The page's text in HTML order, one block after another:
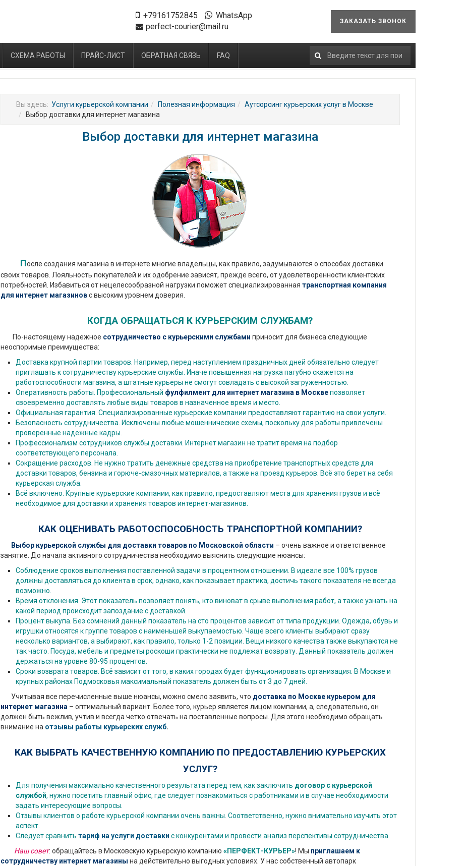
+79161752845
WhatsApp
perfect-courier@mail.ru
ЗАКАЗАТЬ ЗВОНОК
СХЕМА РАБОТЫ ПРАЙС-ЛИСТ ОБРАТНАЯ СВЯЗЬ FAQ Искать...
Вы здесь: Услуги курьерской компании Полезная информация
Аутсорсинг курьерских услуг в Москве
Выбор доставки для интернет магазина
Выбор доставки для интернет магазина
После создания магазина в интернете многие владельцы, как правило, задумываются о способах доставки
своих товаров. Лояльность покупателей и их одобрение зависят, прежде всего, от удовлетворенности клиентских
потребностей. Избавиться от нецелесообразной нагрузки поможет специализированная транспортная компания
для интернет магазиновс высоким уровнем доверия.
КОГДА ОБРАЩАТЬСЯ К КУРЬЕРСКИМ СЛУЖБАМ?
По-настоящему надежное сотрудничество с курьерскими службами приносит для бизнеса следующие
неоспоримые преимущества:
Доставка крупной партии товаров. Например, перед наступлением праздничных дней обязательно следует
приглашать к сотрудничеству курьерские службы. Иначе повышенная нагрузка пагубно скажется на
работоспособности магазина, а штатные курьеры не смогут совладать с высокой загруженностью.
Оперативность работы. Профессиональный фулфилмент для интернет магазина в Москвепозволяет
своевременно доставлять любые виды товаров в назначенное время и место.
Официальная гарантия. Специализированные курьерские компании предоставляют гарантию на свои услуги.
Безопасность сотрудничества. Исключены любые мошеннические схемы, поскольку для работы привлечены
проверенные надежные кадры.
Профессионализм сотрудников службы доставки. Интернет магазин не тратит время на подбор
соответствующего персонала.
Сокращение расходов. Не нужно тратить денежные средства на приобретение транспортных средств для
доставки товаров, бензина и горюче-смазочных материалов, а также на проезд курьеров. Всё это берет на себя
курьерская служба.
Всё включено. Крупные курьерские компании, как правило, предоставляют места для хранения грузов и всё
необходимое для доставки и хранения товаров интернет-магазинов.
КАК ОЦЕНИВАТЬ РАБОТОСПОСОБНОСТЬ ТРАНСПОРТНОЙ КОМПАНИИ?
Выбор курьерской службы для доставки товаров по Московской области – очень важное и ответственное
занятие. До начала активного сотрудничества необходимо выяснить следующие нюансы:
Соблюдение сроков выполнения поставленной задачи в процентном отношении. В идеале все 100% грузов
должны доставляться до клиента в срок, однако, как показывает практика, достичь такого показателя не всегда
возможно.
Время отклонения. Этот показатель позволяет понять, кто виноват в срыве выполнения работ, а также узнать на
какой период происходит запоздание с доставкой.
Процент выкупа. Без сомнений данный показатель на сто процентов зависит от типа продукции. Одежда, обувь и
игрушки относятся к группе товаров с наименьшей выкупаемостью. Чаще всего клиенты выбирают сразу
несколько вариантов, а выбирают, как правило, только 1-2 позиции. Вещи низкого качества также выкупаются не
так часто. Посуда, мебель и предметы роскоши практически не подлежат возврату. Данный показатель должен
держаться на уровне 80-95 процентов.
Сроки возврата товаров. Всё зависит от того, в каких городах будет функционировать организация. В Москве и
крупных районах Подмосковья максимальный показатель должен быть от 3 до 7 дней.
Учитывая все перечисленные выше нюансы, можно смело заявить, что доставка по Москве курьером для
интернет магазина – оптимальный вариант. Более того, курьер является лицом компании, а, следовательно, он
должен быть вежлив, учтив и всегда четко отвечать на поставленные вопросы. Для этого необходимо обращать
внимание на отзывы работы курьерских служб.
КАК ВЫБРАТЬ КАЧЕСТВЕННУЮ КОМПАНИЮ ПО ПРЕДОСТАВЛЕНИЮ КУРЬЕРСКИХ
УСЛУГ?
Для получения максимально качественного результата перед тем, как заключить договор с курьерской
службой, нужно посетить главный офис, где следует познакомиться с работниками и в случае необходимости
задать интересующие вопросы.
Отзывы клиентов о работе курьерской компании очень важны. Соответственно, нужно внимательно изучить этот
аспект.
Следует сравнить тариф на услуги доставки с конкурентами и провести анализ перспективы сотрудничества.
Наш совет: обращайтесь в Московскую курьерскую компанию «ПЕРФЕКТ-КУРЬЕР»! Мы приглашаем к
сотрудничеству интернет магазины на действительно выгодных условиях. У нас собственный автопарк